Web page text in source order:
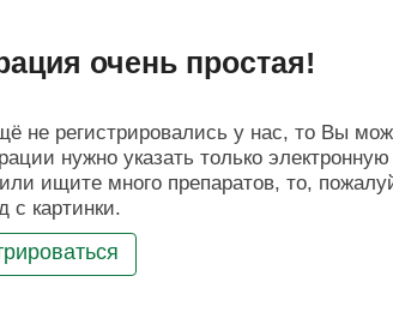
очень простая!
не регистрировались у нас, то Вы
нужно указать только
ищите много препаратов, то,
с картинки.